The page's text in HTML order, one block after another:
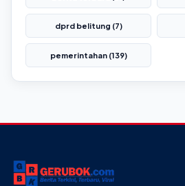
dprd belitung (7)
pemerintahan (139)